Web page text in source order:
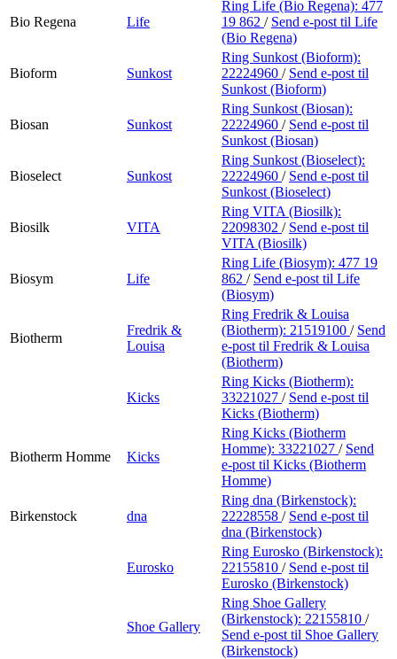
Bio Regena Life
Ring Life (Bio Regena): 477
19 862 / Send e-post til Life
(Bio Regena)
Bioform Sunkost
Ring Sunkost (Bioform):
22224960 / Send e-post til
Sunkost (Bioform)
Biosan Sunkost
Ring Sunkost (Biosan):
22224960 / Send e-post til
Sunkost (Biosan)
Bioselect Sunkost
Ring Sunkost (Bioselect):
22224960 / Send e-post til
Sunkost (Bioselect)
Biosilk VITA
Ring VITA (Biosilk):
22098302 / Send e-post til
VITA (Biosilk)
Biosym Life
Ring Life (Biosym): 477 19
862 / Send e-post til Life
(Biosym)
Biotherm
Fredrik &
Louisa
Ring Fredrik & Louisa
(Biotherm): 21519100 / Send
e-post til Fredrik & Louisa
(Biotherm)
Kicks
Ring Kicks (Biotherm):
33221027 / Send e-post til
Kicks (Biotherm)
Biotherm Homme Kicks
Ring Kicks (Biotherm
Homme): 33221027 / Send
e-post til Kicks (Biotherm
Homme)
Birkenstock dna
Ring dna (Birkenstock):
22228558 / Send e-post til
dna (Birkenstock)
Eurosko
Ring Eurosko (Birkenstock):
22155810 / Send e-post til
Eurosko (Birkenstock)
Shoe Gallery
Ring Shoe Gallery
(Birkenstock): 22155810 /
Send e-post til Shoe Gallery
(Birkenstock)